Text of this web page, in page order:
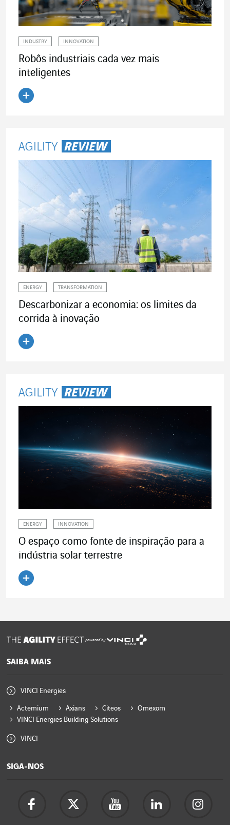
INDUSTRY INNOVATION
Robôs industriais cada vez mais
inteligentes
ENERGY TRANSFORMATION
Descarbonizar a economia: os limites da
corrida à inovação
ENERGY INNOVATION
O espaço como fonte de inspiração para a
indústria solar terrestre
powered by
SAIBA MAIS
VINCI Energies
Actemium Axians Citeos
Omexom
VINCI Energies Building Solutions
VINCI
SIGA-NOS